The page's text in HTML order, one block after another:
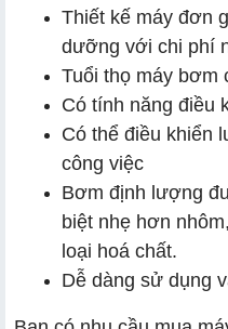
Thiết kế máy đơn
dưỡng với chi phí
Tuổi thọ máy bơm
Có tính năng điều
Có thể điều khiển
công việc
Bơm định lượng
biệt nhẹ hơn
loại hoá chất.
Dễ dàng sử dụng